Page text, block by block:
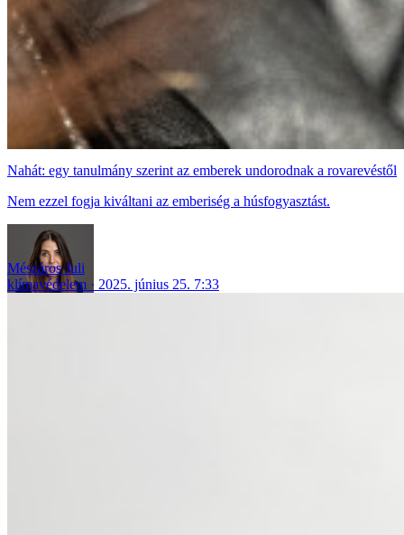
Nahát: egy tanulmány szerint az emberek undorodnak a rovarevéstől
Nem ezzel fogja kiváltani az emberiség a húsfogyasztást.
Mészáros Juli
klímavédelem
2025. június 25. 7:33